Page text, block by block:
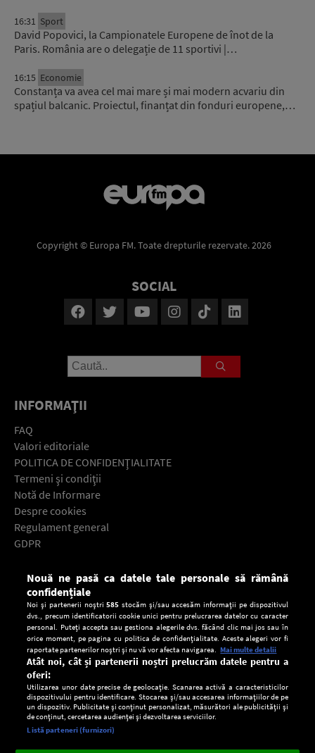
16:31 Sport
David Popovici, la Campionatele Europene de înot de la
Paris. România are o delegație de 11 sportivi |…
16:15 Economie
Constanța va avea cel mai mare și mai modern acvariu din
spațiul balcanic. Proiectul, finanțat din fonduri europene,…
Copyright © Europa FM. Toate drepturile rezervate. 2026
SOCIAL
INFORMAŢII
FAQ
Valori editoriale
POLITICA DE CONFIDENŢIALITATE
Termeni şi condiţii
Notă de Informare
Despre cookies
Regulament general
GDPR
Descarcă gratuit aplicaţia Europa FM pentru smartphone:
Setări:
Dark
Nouă ne pasă ca datele tale personale să rămână
confidențiale
Noi și partenerii noștri585 stocăm și/sau accesăm informații pe dispozitivul
dvs., precum identificatorii cookie unici pentru prelucrarea datelor cu caracter
personal. Puteți accepta sau gestiona alegerile dvs. făcând clic mai jos sau în
orice moment, pe pagina cu politica de confidențialitate. Aceste alegeri vor fi
raportate partenerilor noștri și nu vă vor afecta navigarea. Mai multe detalii
Atât noi, cât și partenerii noștri prelucrăm datele pentru a
oferi:
Utilizarea unor date precise de geolocație. Scanarea activă a caracteristicilor
dispozitivului pentru identificare. Stocarea și/sau accesarea informațiilor de pe
un dispozitiv. Publicitate și conținut personalizat, măsurători ale publicității și
de conținut, cercetarea audienței și dezvoltarea serviciilor.
Listă parteneri (furnizori)